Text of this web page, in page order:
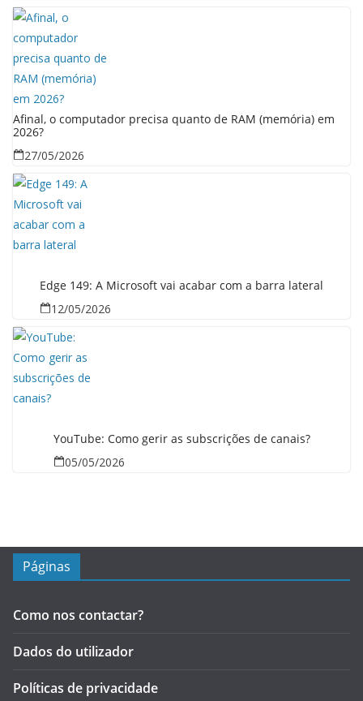
Afinal, o computador precisa quanto de RAM (memória) em
2026?
27/05/2026
Edge 149: A Microsoft vai acabar com a barra lateral
12/05/2026
YouTube: Como gerir as subscrições de canais?
05/05/2026
Páginas
Como nos contactar?
Dados do utilizador
Políticas de privacidade